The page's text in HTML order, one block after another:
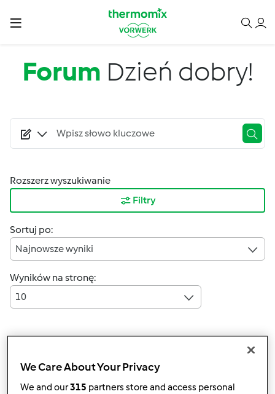
Forum Dzień dobry!
Rozszerz wyszukiwanie
Filtry
Sortuj po:
Najnowsze wyniki
Wyników na stronę:
10
Ostatni wpis
justyn89a Dołączył : 30.09.2015
We Care About Your Privacy
We and our315 partners store and access personal